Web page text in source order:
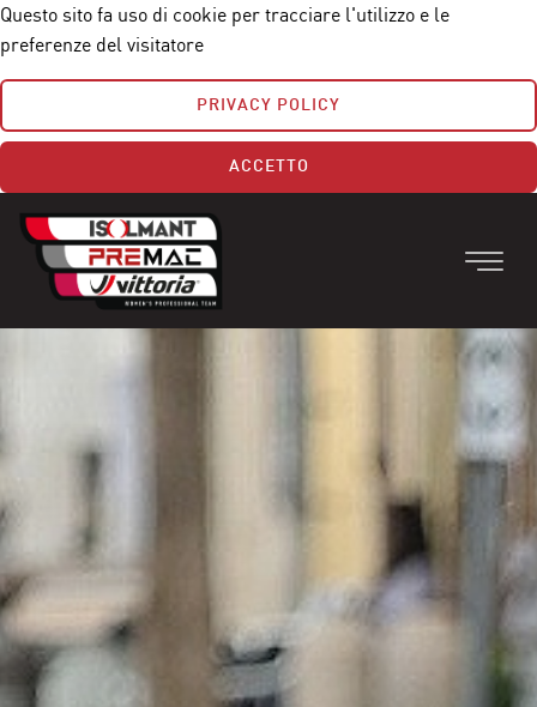
Questo sito fa uso di cookie per tracciare l'utilizzo e le
preferenze del visitatore
PRIVACY POLICY
ACCETTO